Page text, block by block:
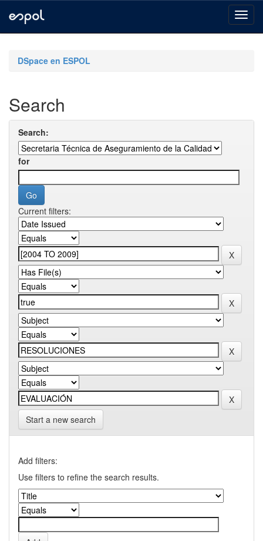
navigationDSpace en ESPOL
Search
Search:
for
Current filters:
Start a new search
Add filters:
Use filters to refine the search results.